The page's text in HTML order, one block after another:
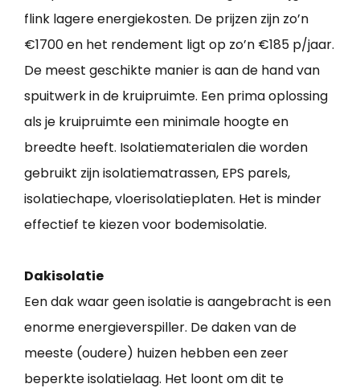
flink lagere energiekosten. De prijzen zijn zo’n
€1700 en het rendement ligt op zo’n €185 p/jaar.
De meest geschikte manier is aan de hand van
spuitwerk in de kruipruimte. Een prima oplossing
als je kruipruimte een minimale hoogte en
breedte heeft. Isolatiematerialen die worden
gebruikt zijn isolatiematrassen, EPS parels,
isolatiechape, vloerisolatieplaten. Het is minder
effectief te kiezen voor bodemisolatie.
Dakisolatie
Een dak waar geen isolatie is aangebracht is een
enorme energieverspiller. De daken van de
meeste (oudere) huizen hebben een zeer
beperkte isolatielaag. Het loont om dit te